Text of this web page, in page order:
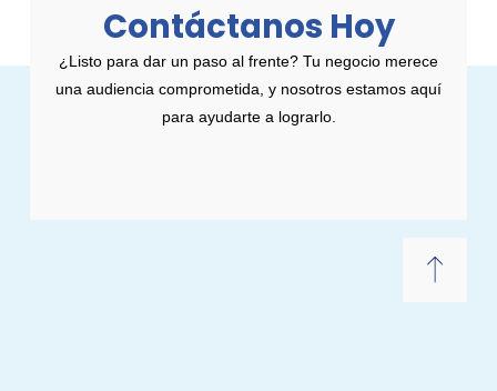
Contáctanos Hoy
¿Listo para dar un paso al frente? Tu negocio merece
una audiencia comprometida, y nosotros estamos aquí
para ayudarte a lograrlo.